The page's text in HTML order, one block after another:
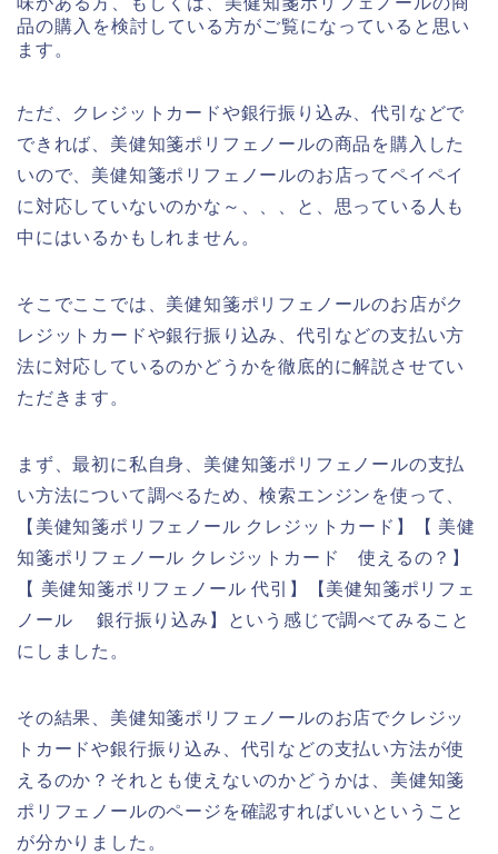
品の購入を検討している方がご覧になっていると思い
ます。
ただ、クレジットカードや銀行振り込み、代引などで
できれば、美健知箋ポリフェノールの商品を購入した
いので、美健知箋ポリフェノールのお店ってペイペイ
に対応していないのかな～、、、と、思っている人も
中にはいるかもしれません。
そこでここでは、美健知箋ポリフェノールのお店がク
レジットカードや銀行振り込み、代引などの支払い方
法に対応しているのかどうかを徹底的に解説させてい
ただきます。
まず、最初に私自身、美健知箋ポリフェノールの支払
い方法について調べるため、検索エンジンを使って、
【美健知箋ポリフェノール クレジットカード】【 美健
知箋ポリフェノール クレジットカード 使えるの？】
【 美健知箋ポリフェノール 代引】【美健知箋ポリフェ
ノール 銀行振り込み】という感じで調べてみること
にしました。
その結果、美健知箋ポリフェノールのお店でクレジッ
トカードや銀行振り込み、代引などの支払い方法が使
えるのか？それとも使えないのかどうかは、美健知箋
ポリフェノールのページを確認すればいいということ
が分かりました。